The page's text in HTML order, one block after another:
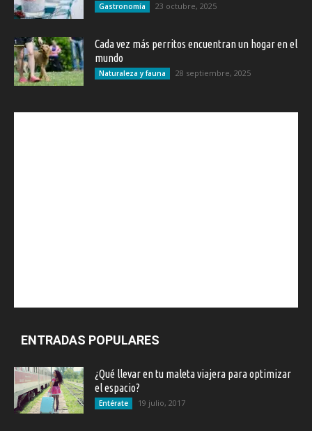
Gastronomía 23 octubre, 2025
Cada vez más perritos encuentran un hogar en el
mundo
Naturaleza y fauna 28 septiembre, 2025
ENTRADAS POPULARES
¿Qué llevar en tu maleta viajera para optimizar
el espacio?
Entérate 19 julio, 2017